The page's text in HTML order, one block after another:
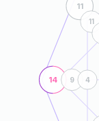
14
11
9 4
11